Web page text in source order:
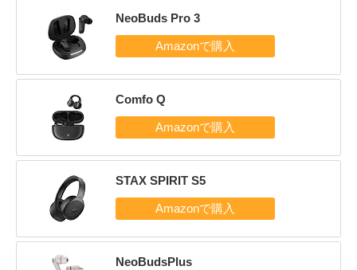
NeoBuds Pro 3
Comfo Q
STAX SPIRIT S5
NeoBudsPlus